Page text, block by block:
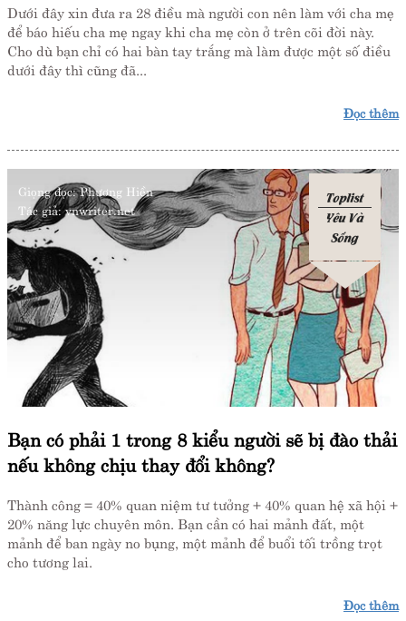
Dưới đây xin đưa ra 28 điều mà người con nên làm với cha mẹ
để báo hiếu cha mẹ ngay khi cha mẹ còn ở trên cõi đời này.
Cho dù bạn chỉ có hai bàn tay trắng mà làm được một số điều
dưới đây thì cũng đã...
Đọc thêm
Giọng đọc: Phương Hiền
Tác giả: vnwriter.net
Toplist
Yêu Và
Sống
Bạn có phải 1 trong 8 kiểu người sẽ bị đào thải
nếu không chịu thay đổi không?
Thành công = 40% quan niệm tư tưởng + 40% quan hệ xã hội +
20% năng lực chuyên môn. Bạn cần có hai mảnh đất, một
mảnh để ban ngày no bụng, một mảnh để buổi tối trồng trọt
cho tương lai.
Đọc thêm